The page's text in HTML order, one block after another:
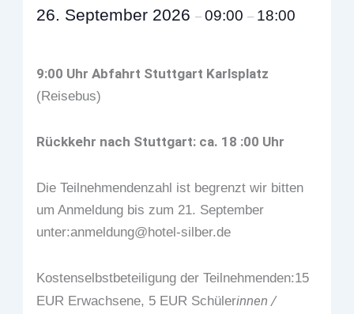
26. September 2026–09:00– 18:00
9:00 Uhr Abfahrt Stuttgart Karlsplatz
(Reisebus)
Rückkehr nach Stuttgart: ca. 18 :00 Uhr
Die Teilnehmendenzahl ist begrenzt wir bitten
um Anmeldung bis zum 21. September
unter:anmeldung@hotel-silber.de
Kostenselbstbeteiligung der Teilnehmenden:15
EUR Erwachsene, 5 EUR Schülerinnen /